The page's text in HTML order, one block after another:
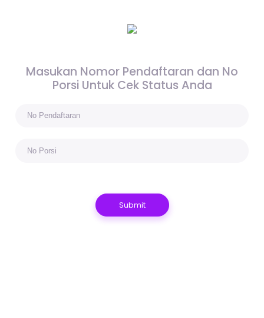
Masukan Nomor Pendaftaran dan No
Porsi Untuk Cek Status Anda
Submit